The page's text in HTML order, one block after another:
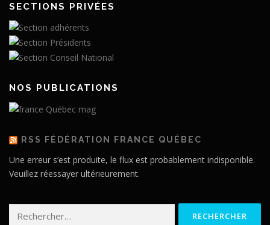
SECTIONS PRIVÉES
NOS PUBLICATIONS
RSS FÉDÉRATION FRANCE QUÉBEC
Une erreur s’est produite, le flux est probablement indisponible.
Veuillez réessayer ultérieurement.
Rechercher :